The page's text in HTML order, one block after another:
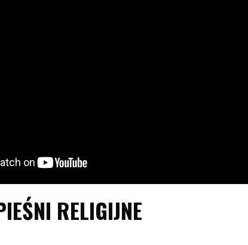
RELIGIJNE